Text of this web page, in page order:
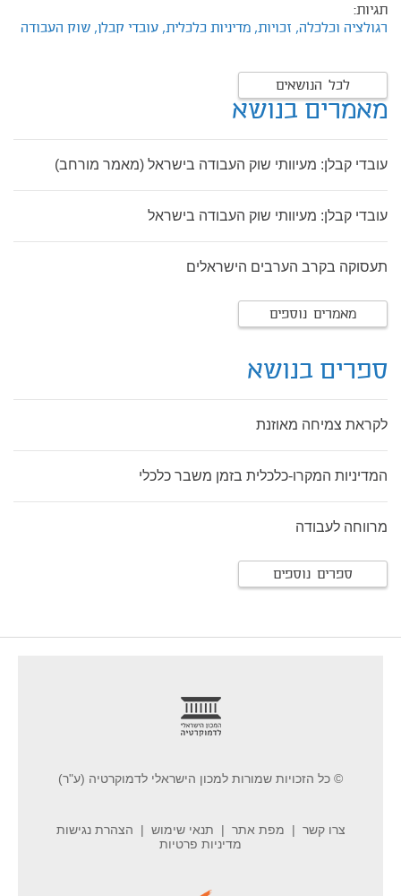
תגיות:
רגולציה וכלכלה, זכויות, מדיניות כלכלית, עובדי קבלן, שוק העבודה
לכל הנושאים
מאמרים בנושא
עובדי קבלן: מעיוותי שוק העבודה בישראל (מאמר מורחב)
עובדי קבלן: מעיוותי שוק העבודה בישראל
תעסוקה בקרב הערבים הישראלים
מאמרים נוספים
ספרים בנושא
לקראת צמיחה מאוזנת
המדיניות המקרו-כלכלית בזמן משבר כלכלי
מרווחה לעבודה
ספרים נוספים
© כל הזכויות שמורות למכון הישראלי לדמוקרטיה (ע"ר)
צרו קשר מפת אתר תנאי שימוש
הצהרת נגישות
מדיניות פרטיות